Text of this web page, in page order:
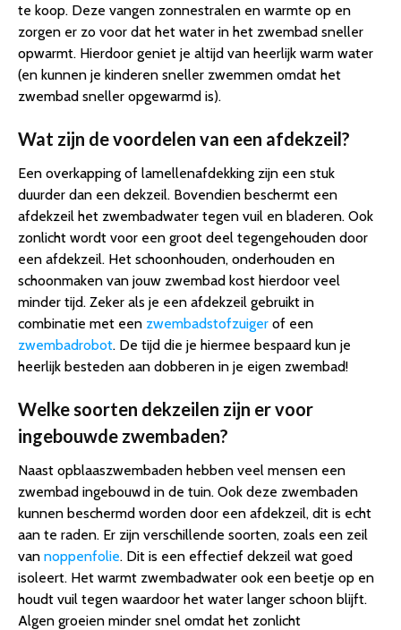
te koop. Deze vangen zonnestralen en warmte op en
zorgen er zo voor dat het water in het zwembad sneller
opwarmt. Hierdoor geniet je altijd van heerlijk warm water
(en kunnen je kinderen sneller zwemmen omdat het
zwembad sneller opgewarmd is).
Wat zijn de voordelen van een afdekzeil?
Een overkapping of lamellenafdekking zijn een stuk
duurder dan een dekzeil. Bovendien beschermt een
afdekzeil het zwembadwater tegen vuil en bladeren. Ook
zonlicht wordt voor een groot deel tegengehouden door
een afdekzeil. Het schoonhouden, onderhouden en
schoonmaken van jouw zwembad kost hierdoor veel
minder tijd. Zeker als je een afdekzeil gebruikt in
combinatie met een zwembadstofzuiger of een
zwembadrobot. De tijd die je hiermee bespaard kun je
heerlijk besteden aan dobberen in je eigen zwembad!
Welke soorten dekzeilen zijn er voor
ingebouwde zwembaden?
Naast opblaaszwembaden hebben veel mensen een
zwembad ingebouwd in de tuin. Ook deze zwembaden
kunnen beschermd worden door een afdekzeil, dit is echt
aan te raden. Er zijn verschillende soorten, zoals een zeil
van noppenfolie. Dit is een effectief dekzeil wat goed
isoleert. Het warmt zwembadwater ook een beetje op en
houdt vuil tegen waardoor het water langer schoon blijft.
Algen groeien minder snel omdat het zonlicht